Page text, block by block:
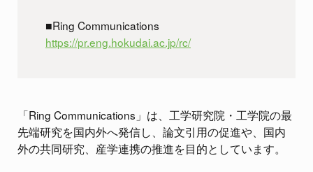
■Ring Communications
https://pr.eng.hokudai.ac.jp/rc/
「Ring Communications」は、工学研究院・工学院の最
先端研究を国内外へ発信し、論文引用の促進や、国内
外の共同研究、産学連携の推進を目的としています。